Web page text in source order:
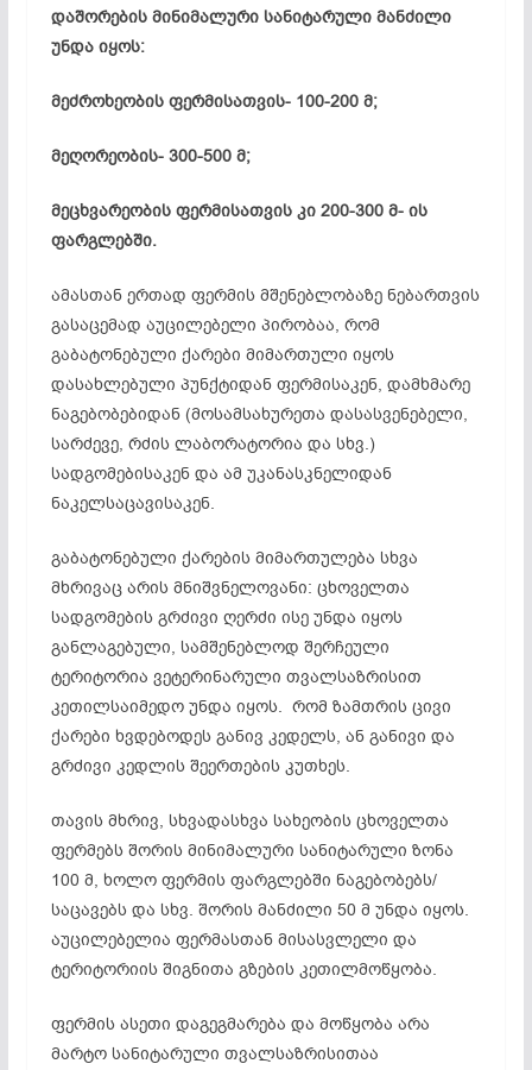
დაშორების მინიმალური სანიტარული მანძილი
უნდა იყოს:
მეძროხეობის ფერმისათვის- 100-200 მ;
მეღორეობის- 300-500 მ;
მეცხვარეობის ფერმისათვის კი 200-300 მ- ის
ფარგლებში.
ამასთან ერთად ფერმის მშენებლობაზე ნებართვის
გასაცემად აუცილებელი პირობაა, რომ
გაბატონებული ქარები მიმართული იყოს
დასახლებული პუნქტიდან ფერმისაკენ, დამხმარე
ნაგებობებიდან (მოსამსახურეთა დასასვენებელი,
სარძევე, რძის ლაბორატორია და სხვ.)
სადგომებისაკენ და ამ უკანასკნელიდან
ნაკელსაცავისაკენ.
გაბატონებული ქარების მიმართულება სხვა
მხრივაც არის მნიშვნელოვანი: ცხოველთა
სადგომების გრძივი ღერძი ისე უნდა იყოს
განლაგებული, სამშენებლოდ შერჩეული
ტერიტორია ვეტერინარული თვალსაზრისით
კეთილსაიმედო უნდა იყოს. რომ ზამთრის ცივი
ქარები ხვდებოდეს განივ კედელს, ან განივი და
გრძივი კედლის შეერთების კუთხეს.
თავის მხრივ, სხვადასხვა სახეობის ცხოველთა
ფერმებს შორის მინიმალური სანიტარული ზონა
100 მ, ხოლო ფერმის ფარგლებში ნაგებობებს/
საცავებს და სხვ. შორის მანძილი 50 მ უნდა იყოს.
აუცილებელია ფერმასთან მისასვლელი და
ტერიტორიის შიგნითა გზების კეთილმოწყობა.
ფერმის ასეთი დაგეგმარება და მოწყობა არა
მარტო სანიტარული თვალსაზრისითაა